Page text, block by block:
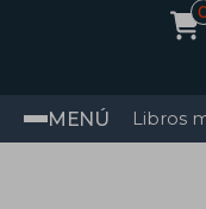
MENÚ Libros